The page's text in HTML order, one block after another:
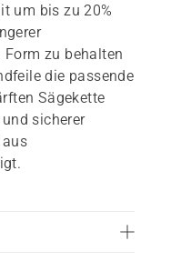
um bis zu 20%
Form zu behalten
die passende
Sägekette
sicherer
aus